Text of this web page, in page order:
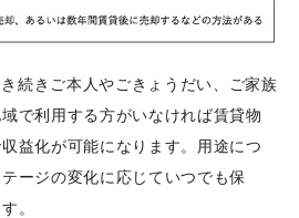
続きご本人やごきょうだい、ご家族
で利用する方がいなければ賃貸物
益化が可能になります。用途につ
ージの変化に応じていつでも保
。